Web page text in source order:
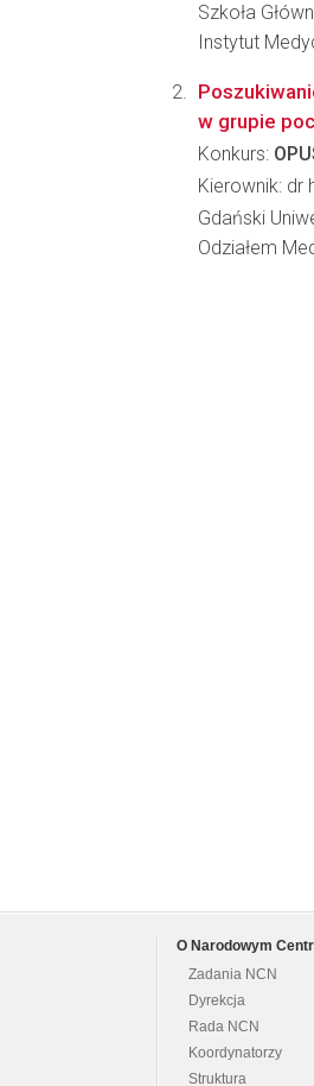
Szkoła
Instytut
w grupie
Konkurs:
Kierownik: dr
Gdański
Odziałem
O Narodowym
Zadania NCN
Dyrekcja
Rada NCN
Koordynatorzy
Struktura